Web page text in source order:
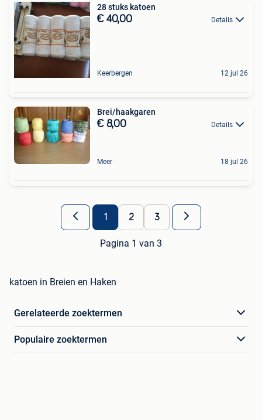
28 stuks katoen
€ 40,00 Details
Keerbergen 12 jul 26
Brei/haakgaren
€ 8,00 Details
Meer 18 jul 26
1 2 3
Pagina 1 van 3
katoen in Breien en Haken
Gerelateerde zoektermen
Populaire zoektermen